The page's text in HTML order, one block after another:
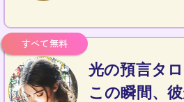
光の預言タ
この瞬間、